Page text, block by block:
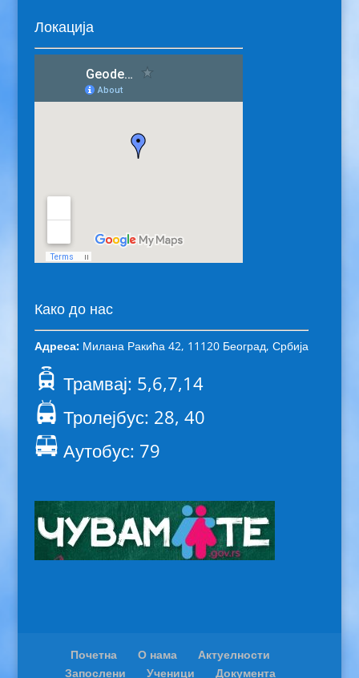
Локација
Како до нас
Адреса:Милана Ракића 42, 11120 Београд, Србија
Трамвај: 5,6,7,14
Тролејбус: 28, 40
Аутобус: 79
Почетна О нама
Актуелности
Запослени
Ученици Документа